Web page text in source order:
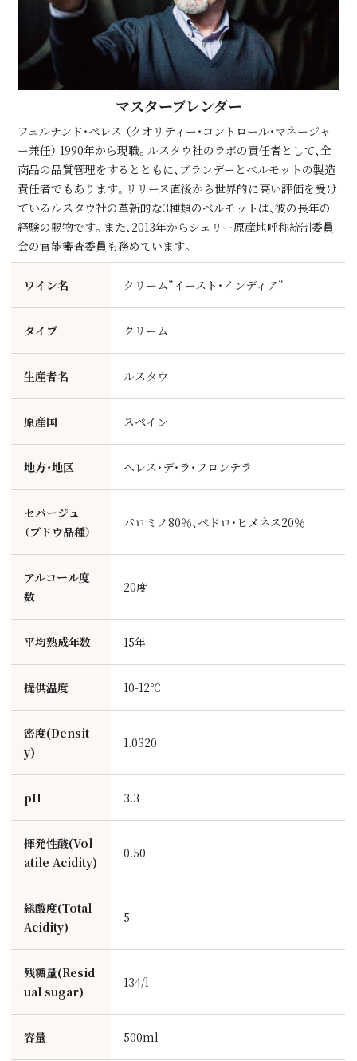
マスターブレンダー
フェルナンド・ペレス （クオリティー・コントロール・マネージャ
ー兼任） 1990年から現職。ルスタウ社のラボの責任者として、全
商品の品質管理をするとともに、ブランデーとベルモットの製造
責任者でもあります。リリース直後から世界的に高い評価を受け
ているルスタウ社の革新的な3種類のベルモットは、彼の長年の
経験の賜物です。また、2013年からシェリー原産地呼称統制委員
会の官能審査委員も務めています。
ワイン名 クリーム”イースト・インディア”
タイプ クリーム
生産者名 ルスタウ
原産国 スペイン
地方・地区 ヘレス・デ・ラ・フロンテラ
セパージュ
（ブドウ品種）
パロミノ80％、ペドロ・ヒメネス20％
アルコール度
数
20度
平均熟成年数 15年
提供温度 10-12℃
密度(Densit
y)
1.0320
pH 3.3
揮発性酸(Vol
atile Acidity)
0.50
総酸度(Total
Acidity)
5
残糖量(Resid
ual sugar)
134/l
容量 500ml